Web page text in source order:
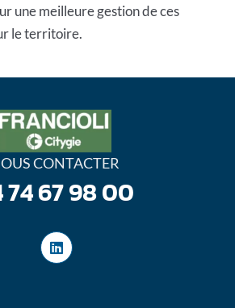
une meilleure gestion de ces
le territoire.
CONTACTER
74 67 98 00